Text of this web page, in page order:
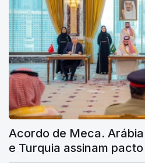
Acordo de Meca.
e Turquia assinam